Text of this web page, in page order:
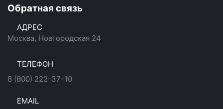
Обратная связь
АДРЕС
Москва, Новгородская 24
ТЕЛЕФОН
8 (800) 222-37-10
EMAIL